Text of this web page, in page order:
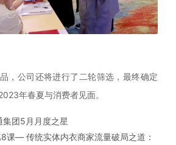
，公司还将进行了二轮筛选，最终确定
年春夏与消费者见面。
集团5月月度之星
课— 传统实体内衣商家流量破局之道：